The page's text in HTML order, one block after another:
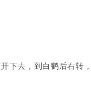
下去，到白鹤后右转